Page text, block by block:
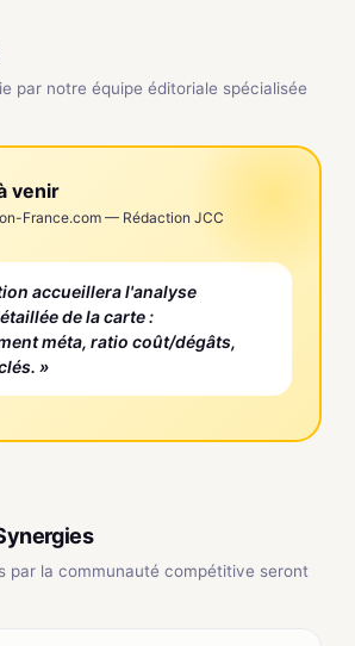
par notre équipe éditoriale spécialisée
venir
France.com — Rédaction JCC
accueillera l'analyse
de la carte :
méta, ratio coût/dégâts,
»
par la communauté compétitive seront